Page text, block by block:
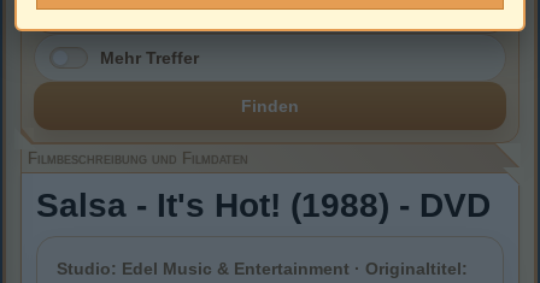
Mehr Treffer
Finden
Filmbeschreibung und Filmdaten
Salsa - It's Hot! (1988) - DVD
Studio: Edel Music & Entertainment · Originaltitel: